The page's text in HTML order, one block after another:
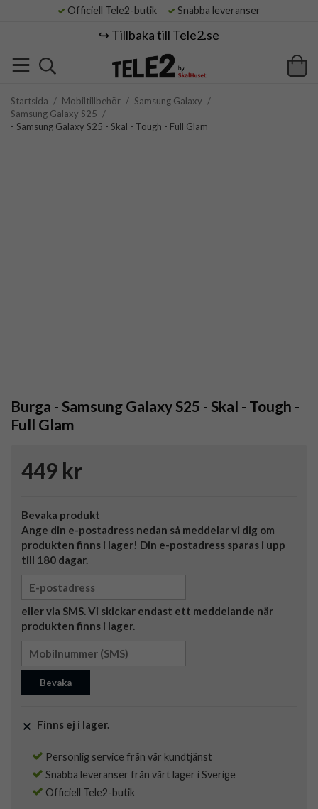
Officiell Tele2-butik Snabba leveranser
↪️ Tillbaka till Tele2.se
Startsida / Mobiltillbehör / Samsung Galaxy /
Samsung Galaxy S25 /
- Samsung Galaxy S25 - Skal - Tough - Full Glam
Burga - Samsung Galaxy S25 - Skal - Tough -
Full Glam
449 kr
Bevaka produkt
Ange din e-postadress nedan så meddelar vi dig om
produkten finns i lager! Din e-postadress sparas i upp
till 180 dagar.
eller via SMS. Vi skickar endast ett meddelande när
produkten finns i lager.
Bevaka
Finns ej i lager.
Personlig service från vår kundtjänst
Snabba leveranser från vårt lager i Sverige
Officiell Tele2-butik